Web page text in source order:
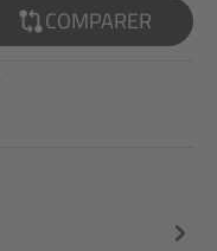
COMPARER